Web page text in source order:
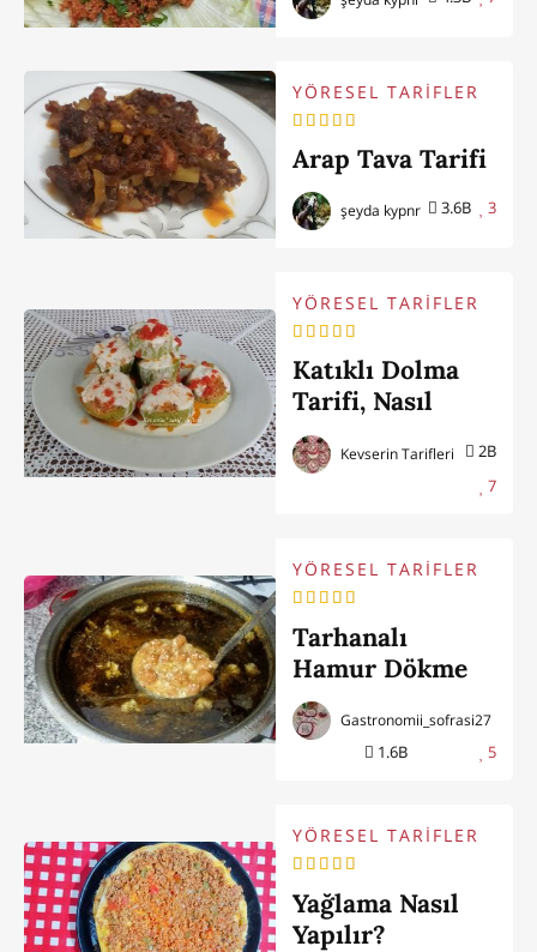
YÖRESEL TARİFLER
Arap Tava Tarifi
3.6B 3
şeyda kypnr
YÖRESEL TARİFLER
Katıklı Dolma
Tarifi, Nasıl
Yapılır?
2B
7
Kevserin Tarifleri
YÖRESEL TARİFLER
Tarhanalı
Hamur Dökme
Mantısı
1.6B 5
Gastronomii_sofrasi27
YÖRESEL TARİFLER
Yağlama Nasıl
Yapılır?